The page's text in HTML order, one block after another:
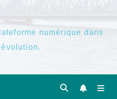
numérique dans